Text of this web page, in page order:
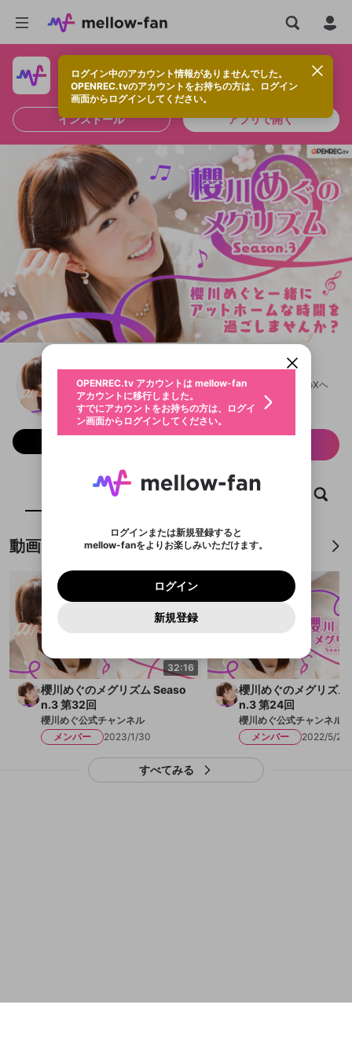
ログイン中のアカウント情報がありませんでした。
OPENREC.tvのアカウントをお持ちの方は、ログイン
画面からログインしてください。
快適に視聴するなら、アプリをインストールしよう！
インストール アプリで開く
櫻川めぐ公式チャンネル
@megu_sakuragawa 櫻川めぐ公式チャンネルのXヘ
動画 キャプチャ プレイリスト
動画
32:16
櫻川めぐのメグリズム Seaso
n.3 第32回
櫻川めぐ公式チャンネル
メンバー
2023/1/30
櫻川めぐのメグリズ
n.3 第24回
櫻川めぐ公式チャンネル
メンバー
2022/5/25
すべてみる
ブロックリストに追加しますか？
キャンセル OK
この動画の公開は終了しました
OK
ファンレター
応援している配信者にファンレターを送ることがで
きます。好きなデザインを選んでメッセージを書い
※ファンレター機能は有料サービスです。
ファンレターを作成
固定動画に設定
マイページに表示されている動画 (ライブ配信、配
信予定、アーカイブ、アップロード動画) をページ
のトップに1つ固定できます。動画タイトル横のメ
ニューより設定することができます。
動画プレイリストを選択
動画のプレイリストを一つ選択すると、そのプレイ
ることができます。
動画プレイリストを選択
選択できるプレイリストがありません。
動画プレイリストがありません
閉じる
ポイントが不足しています
ご確認ください
した。 サービスを利用するには変更後の内容を
を確認しました。
確認しました
OPENREC.tv アカウントは mellow-fan
アカウントに移行しました。
すでにアカウントをお持ちの方は、ログイ
新規登録
メールアドレスで新規登録
または
Google
Yahoo! JAPAN
Appleでサインアップ
mellow-fanの利用規約 ・プライバシーポリシー・外部
サービスとのID連携に関する同意事項に同意頂いた上
で、次にお進みください
新規登録
@
次にお進みください。
アカウント作成
mellow-fanからのお得な情報をメールで受
け取る
OPENREC.tvアカウントはmellow-fanア
カウントに統合しました。
こちらからOPENREC.tvでログイン中のア
ログイン
メールアドレスでログイン
または
Google
Yahoo! JAPAN
Appleでサインイン
mellow-fanの利用規約 ・プライバシーポリシー・外部
サービスとのID連携に関する同意事項に同意頂いた上
で、次にお進みください
ログイン
ログイン
パスワードを忘れた方はこちら
アカウントをお持ちですか？アカウントを作成する
OPENREC.tv アカウントは mellow-fan
アカウントに移行しました。
すでにアカウントをお持ちの方は、ログイ
ン画面からログインしてください。
ログインまたは新規登録すると
mellow-fanをよりお楽しみいただけます。
ログイン
新規登録
登録したメールアドレスを入力し、送信してくださ
再設定する
入力していただいたメールアドレ
スに、パスワード再設定用URLを
のでご確認ください
OK
パーソナルデータの登録
年
生年月は登録後に変更できません。
お住まいの地域
ご登録いただいた情報はサービスの向上を目的
として使用いたします。
一部サービスをご利用いただくには、生年月の
登録が必要です。
登録
認証コードの入力
メイン及びcs.openrec.co.jpドメイン）が受信拒否設
定に含まれていないかご確認ください。
入力
セッションの有効期限が切れたた
不適切なユーザーとして報告しま
すか？
問題を選択してください
わいせつな表現
著作権の侵害
なりすまし行為
出会いを誘導する行為
ねずみ講やマルチ商法
誤解を招く配信設定
ゲームの録画禁止区域の配信
改造版・海賊版ソフトの配信
0
報告された問題については、利用規約に違反しているか
どうかをスタッフが確認します。
用することは、利用規約違反になります。
送信
サブスクシェア
詳しくはこちら
閉じる
限定コミュニティ参加方法
Discordアカウントをお持ちでない方
Discordアカウントを作成
Discordは第三者が提供するコミュニティーサービスで、
mellow-fanとは関わりがありません。Discordに関してのお
問い合わせにはお答えすることができません。Discordの仕
様変更により、限定コミュニティ特典の提供が終了する可能
します。
外部サービスとのID連携に関する同意事項
Discordとは？ Discordに参加する